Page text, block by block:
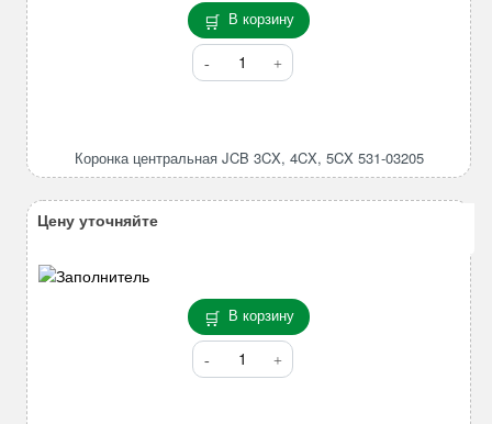
В корзину
Количество
товара
3CX,
Коронка центральная JCB 3CX, 4CX, 5CX 531-03205
В корзину
Количество
товара
Цену уточняйте